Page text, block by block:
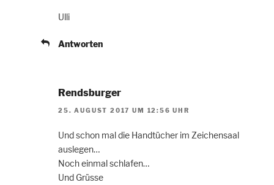
Ulli
Antworten
Rendsburger
25. AUGUST 2017 UM 12:56 UHR
Und schon mal die Handtücher im Zeichensaal
auslegen…
Noch einmal schlafen…
Und Grüsse